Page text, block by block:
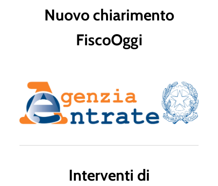
Nuovo chiarimento
FiscoOggi
Interventi di